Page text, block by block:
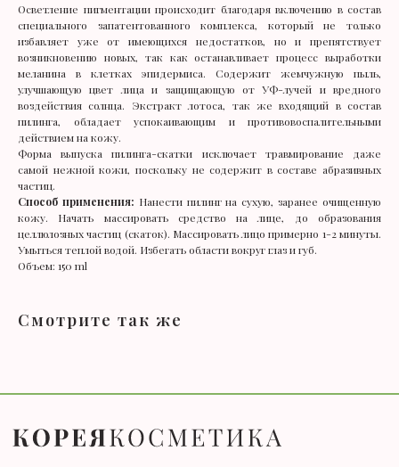
Осветление пигментации происходит благодаря включению в состав
специального запатентованного комплекса, который не только
избавляет уже от имеющихся недостатков, но и препятствует
возникновению новых, так как останавливает процесс выработки
меланина в клетках эпидермиса. Содержит жемчужную пыль,
улучшающую цвет лица и защищающую от УФ-лучей и вредного
воздействия солнца. Экстракт лотоса, так же входящий в состав
пилинга, обладает успокаивающим и противовоспалительными
действием на кожу.
Форма выпуска пилинга-скатки исключает травмирование даже
самой нежной кожи, поскольку не содержит в составе абразивных
частиц.
Способ применения: Нанести пилинг на сухую, заранее очищенную
кожу. Начать массировать средство на лице, до образования
целлюлозных частиц (скаток). Массировать лицо примерно 1-2 минуты.
Умыться теплой водой. Избегать области вокруг глаз и губ.
Объем: 150 ml
Смотрите так же
ТКАНЕВЫЕ МАСКИ
Производители
Оплата и доставка
Правила
УХОД ЗА ЛИЦОМ
Тонер
Эмульсия, лосьон
Сыворотка
Филлер, эссенция